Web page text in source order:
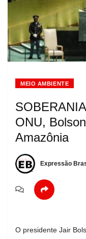
MEIO AMBIENTE
ONU,
Amazônia
Expressão
O presidente Jair